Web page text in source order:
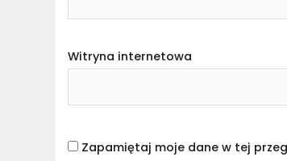
Witryna internetowa
Zapamiętaj moje dane w tej